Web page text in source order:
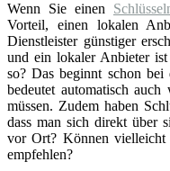
Wenn Sie einen
Vorteil, einen lokalen
Dienstleister günstiger
und ein lokaler Anbieter
so? Das beginnt schon
bedeutet automatisch
müssen. Zudem haben
dass man sich direkt über
vor Ort? Können vielleicht
empfehlen?